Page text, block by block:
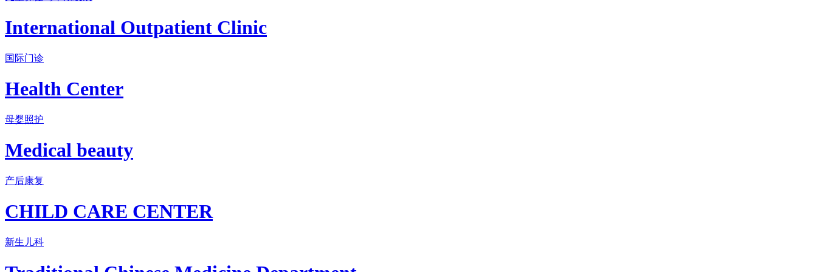
International Outpatient Clinic
国际门诊
Health Center
母婴照护
Medical beauty
产后康复
CHILD CARE CENTER
新生儿科